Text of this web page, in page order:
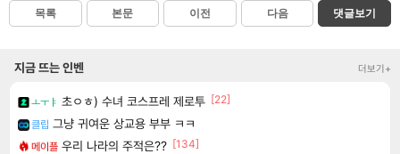
목록 본문 이전 다음 댓글보기
지금 뜨는 인벤 더보기+
ㅗㅜㅑ 초ㅇㅎ) 수녀 코스프레 제로투 [22]
클립 그냥 귀여운 상교용 부부 ㅋㅋ
메이플 우리 나라의 주적은?? [134]